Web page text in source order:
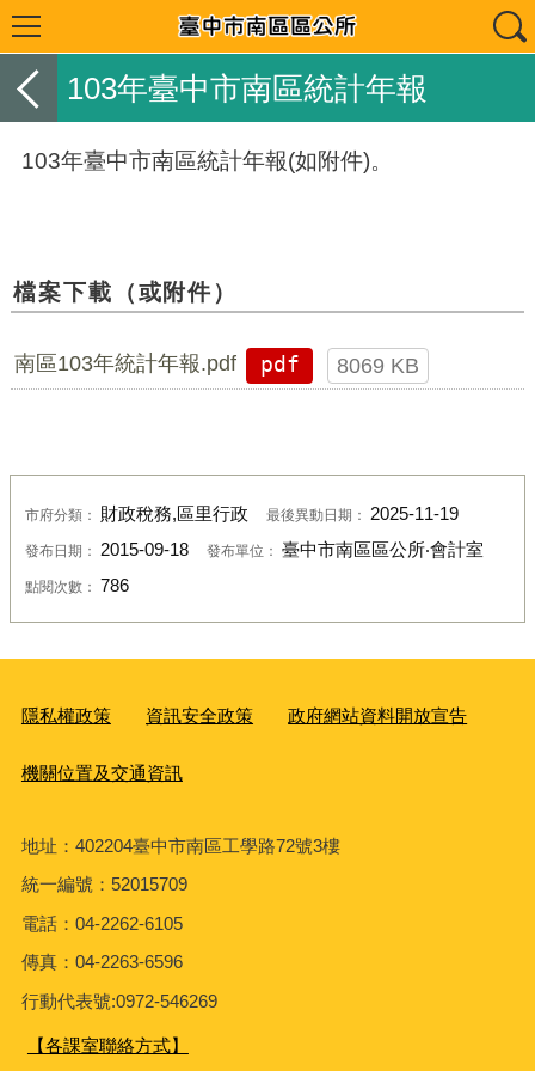
103年臺中市南區統計年報
103年臺中市南區統計年報(如附件)。
檔案下載（或附件）
南區103年統計年報.pdf pdf 8069 KB
市府分類： 財政稅務,區里行政 最後異動日期： 2025-11-19
發布日期： 2015-09-18 發布單位： 臺中市南區區公所‧會計室
點閱次數： 786
隱私權政策 資訊安全政策 政府網站資料開放宣告
機關位置及交通資訊
地址：402204臺中市南區工學路72號3樓
統一編號：52015709
電話：04-2262-6105
傳真：04-2263-6596
行動代表號:0972-546269
【各課室聯絡方式】